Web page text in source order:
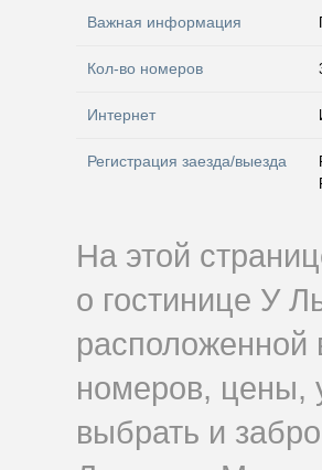
Важная информация
Кол-во номеров
Интернет
Регистрация заезда/выезда
На этой
о гостинице У
расположенной
номеров, цены,
выбрать и